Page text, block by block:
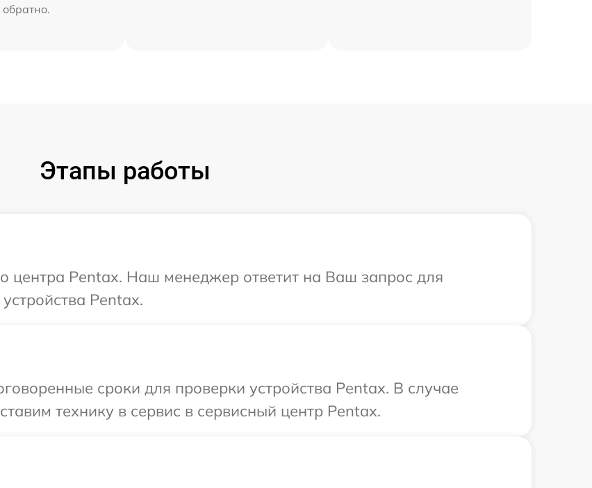
обратно.
Этапы работы
центра Pentax. Наш менеджер ответит на Ваш запрос для
Pentax.
сроки для проверки устройства Pentax. В случае
технику в сервис в сервисный центр Pentax.